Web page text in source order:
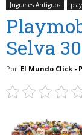
Juguetes Antiguos
Selva
Por El Mundo Click -